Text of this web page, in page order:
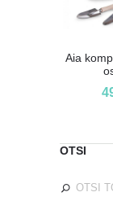
Aia
OTSI